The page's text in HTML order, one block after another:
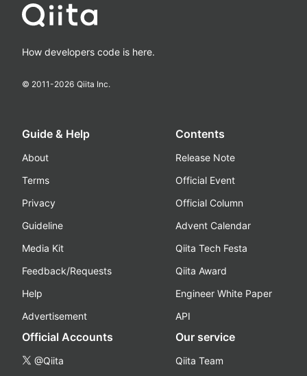
How developers code is here.
© 2011-2026 Qiita Inc.
Guide & Help
About
Terms
Privacy
Guideline
Media Kit
Feedback/Requests
Help
Advertisement
Contents
Release Note
Official Event
Official Column
Advent Calendar
Qiita Tech Festa
Qiita Award
Engineer White Paper
API
Official Accounts
@Qiita
Our service
Qiita Team